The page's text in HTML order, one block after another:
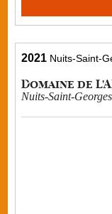
2021 Nuits-Saint-
Domaine de
Nuits-Saint-